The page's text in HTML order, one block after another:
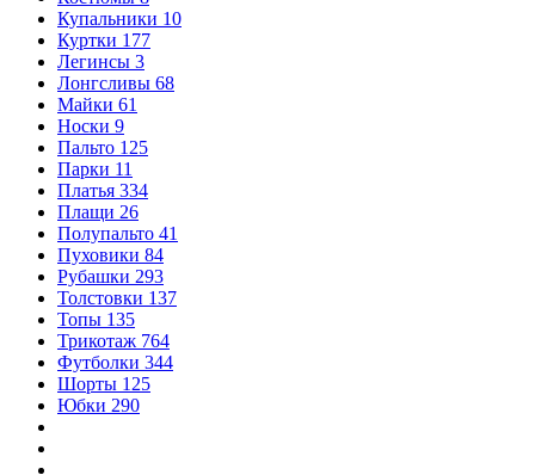
Купальники 10
Куртки 177
Легинсы 3
Лонгсливы 68
Майки 61
Носки 9
Пальто 125
Парки 11
Платья 334
Плащи 26
Полупальто 41
Пуховики 84
Рубашки 293
Толстовки 137
Топы 135
Трикотаж 764
Футболки 344
Шорты 125
Юбки 290